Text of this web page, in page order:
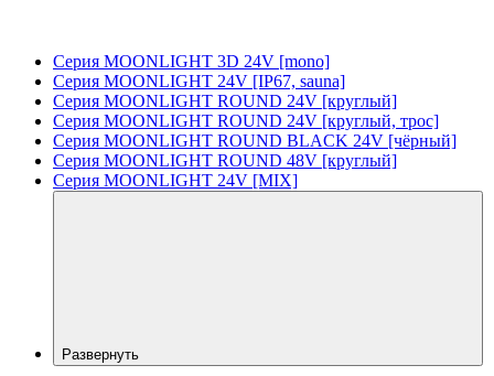
Серия MOONLIGHT 3D 24V [mono]
Серия MOONLIGHT 24V [IP67, sauna]
Серия MOONLIGHT ROUND 24V [круглый]
Серия MOONLIGHT ROUND 24V [круглый, трос]
Серия MOONLIGHT ROUND BLACK 24V [чёрный]
Серия MOONLIGHT ROUND 48V [круглый]
Серия MOONLIGHT 24V [MIX]
Развернуть